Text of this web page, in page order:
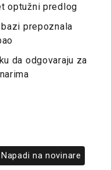
optužni predlog
prepoznala
da odgovaraju za
Napadi na novinare